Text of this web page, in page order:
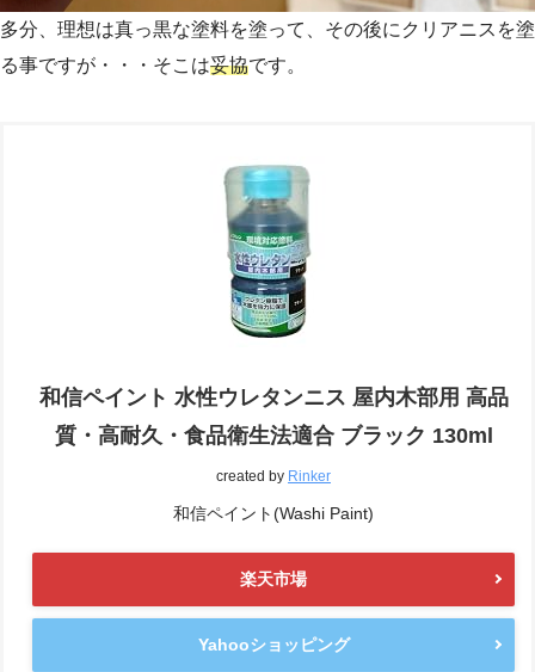
多分、理想は真っ黒な塗料を塗って、その後にクリアニスを塗
る事ですが・・・そこは妥協です。
和信ペイント 水性ウレタンニス 屋内木部用 高品
質・高耐久・食品衛生法適合 ブラック 130ml
created by Rinker
和信ペイント(Washi Paint)
楽天市場
Yahooショッピング